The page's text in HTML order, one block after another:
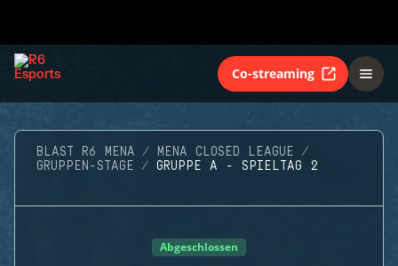
Co-streaming
BLAST R6 MENA
MENA CLOSED LEAGUE
GRUPPEN-STAGE
GRUPPE A - SPIELTAG 2
Abgeschlossen